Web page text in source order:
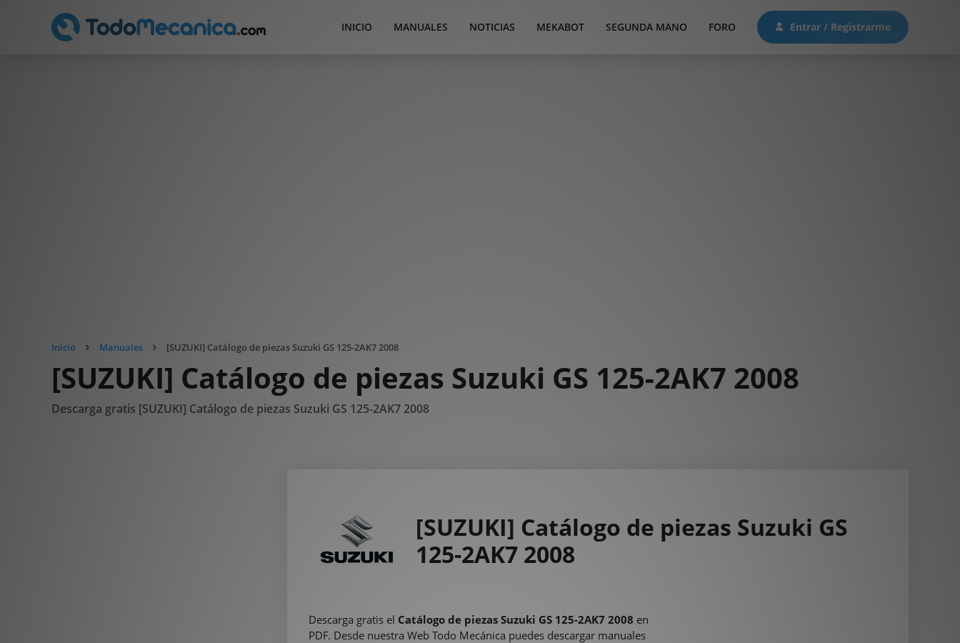
INICIO MANUALES NOTICIAS MEKABOT SEGUNDA MANO FORO Entrar / Registrarme
Inicio Manuales [SUZUKI] Catálogo de piezas Suzuki GS 125-2AK7 2008
[SUZUKI] Catálogo de piezas Suzuki GS 125-2AK7 2008
Descarga gratis [SUZUKI] Catálogo de piezas Suzuki GS 125-2AK7 2008
[SUZUKI] Catálogo de piezas Suzuki GS
125-2AK7 2008
Descarga gratis el Catálogo de piezas Suzuki GS 125-2AK7 2008 en
PDF. Desde nuestra Web Todo Mecánica puedes descargar manuales